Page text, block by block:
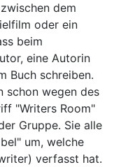
dem
oder ein
beim
eine Autorin
Buch schreiben.
schon wegen des
"Writers Room"
Gruppe. Sie alle
um, welche
verfasst hat.